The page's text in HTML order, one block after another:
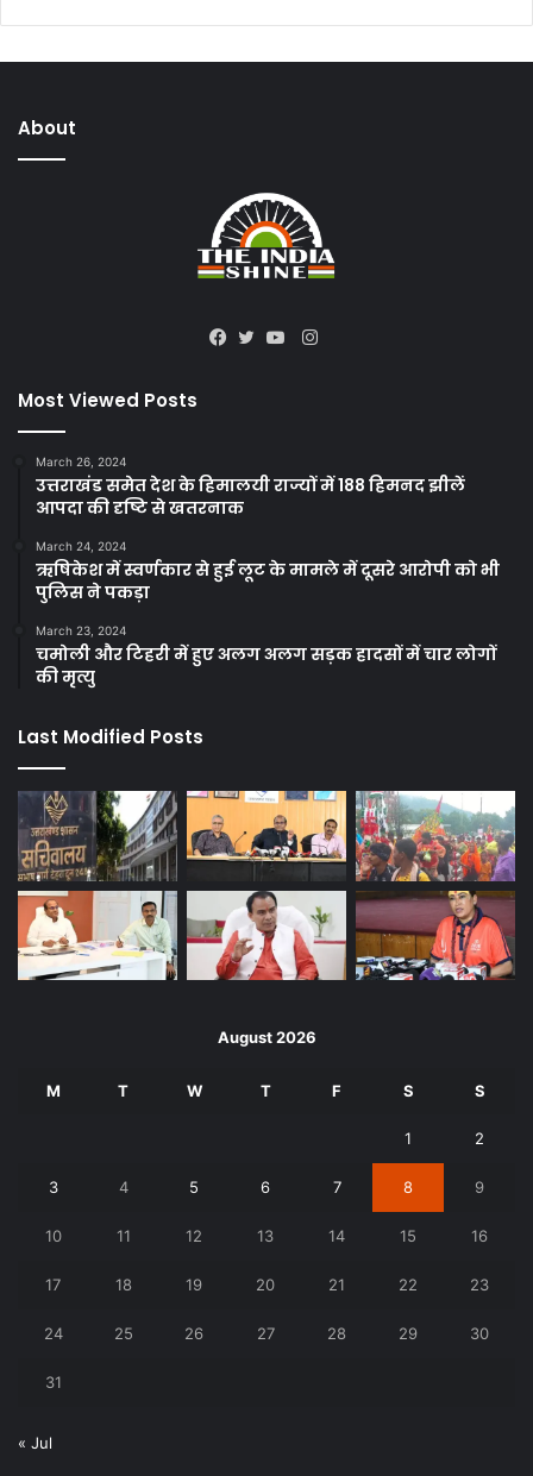
About
Instagram
Most Viewed Posts
March 26, 2024
उत्तराखंड समेत देश के हिमालयी राज्यों में 188 हिमनद झीलें
आपदा की दृष्टि से खतरनाक
March 24, 2024
ऋषिकेश में स्वर्णकार से हुई लूट के मामले में दूसरे आरोपी को भी
पुलिस ने पकड़ा
March 23, 2024
चमोली और टिहरी में हुए अलग अलग सड़क हादसों में चार लोगों
की मृत्यु
Last Modified Posts
August 2026
M T W T F S S
1 2
3 4 5 6 7 8 9
10 11 12 13 14 15 16
17 18 19 20 21 22 23
24 25 26 27 28 29 30
31
« Jul